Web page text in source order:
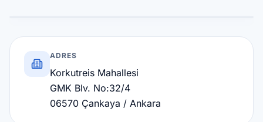
ADRES
Korkutreis Mahallesi
GMK Blv. No:32/4
06570 Çankaya / Ankara